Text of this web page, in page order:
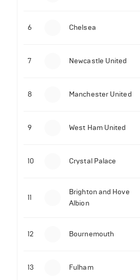
6 Chelsea
7 Newcastle United
8 Manchester United
9 West Ham United
10 Crystal Palace
11
Brighton and Hove
Albion
12 Bournemouth
13 Fulham